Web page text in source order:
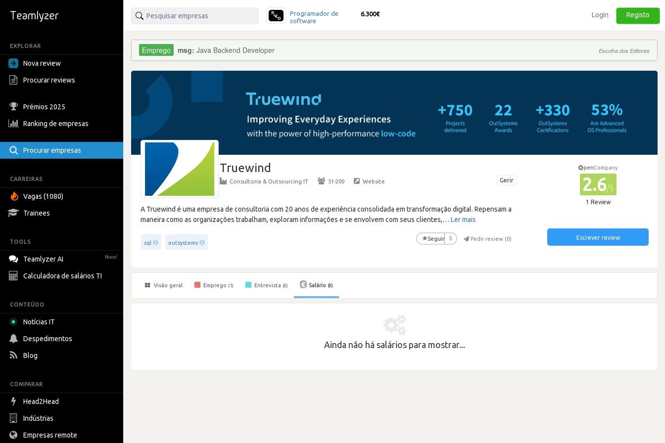
EXPLORAR
Nova review
Procurar reviews
Prémios 2025
Ranking de empresas
Procurar empresas
CARREIRAS
Vagas (1080)
Trainees
TOOLS
Teamlyzer AI Novo!
Calculadora de salários TI
CONTEÚDO
Notícias IT
Despedimentos
Blog
COMPARAR
Head2Head
Indústrias
Empresas remote
Programador de
software
6.300€ Login Registo
msg: Java Backend Developer Escolha dos Editores
Truewind
Gerir
Consultoria & Outsourcing IT · 51-200 · Website
A Truewind é uma empresa de consultoria com 20 anos de experiência consolidada em transformação digital. Repensam a
maneira como as organizações trabalham, exploram informações e se envolvem com seus clientes,… Ler mais
sql outsystems
★Seguir 5 Pedir review (0)
penCompany
2.6/5
1 Review
Escrever review
Visão geral Emprego (1) Entrevista (0) Salário (0)
Ainda não há salários para mostrar...